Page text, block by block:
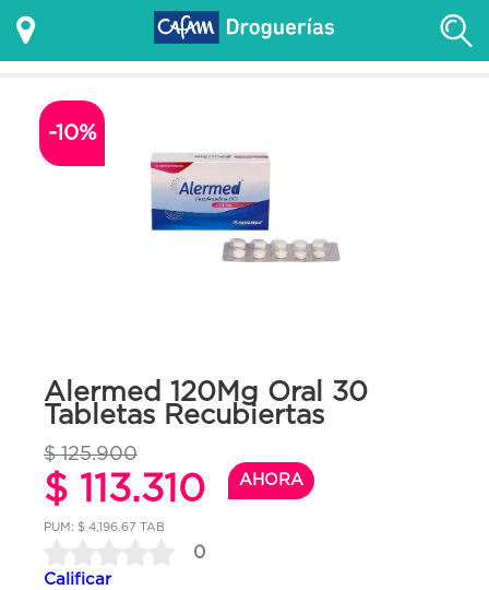
-10%
Alermed 120Mg Oral 30
Tabletas Recubiertas
$ 125.900
$ 113.310 AHORA
PUM: $ 4,196.67 TAB
0
Calificar